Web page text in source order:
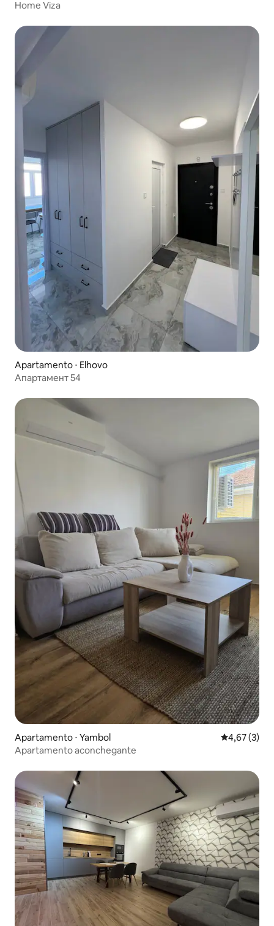
Home Viza
Apartamento ⋅ Elhovo
Апартамент 54
Apartamento ⋅ Yambol 4,67 de
4,67 (3)
Apartamento aconchegante